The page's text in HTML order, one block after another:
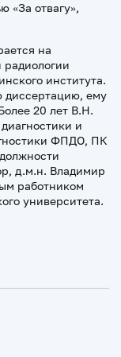
«За отвагу»,
на
радиологии
института.
диссертацию, ему
20 лет В.Н.
и
ФПДО, ПК
д.м.н. Владимир
работником
университета.